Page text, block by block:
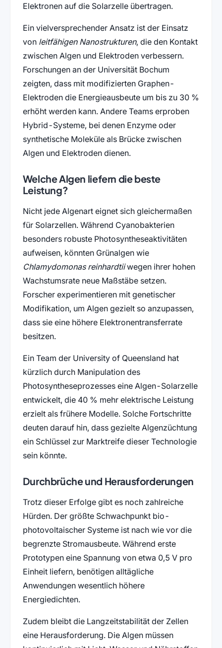
Elektronen auf die Solarzelle übertragen.
Ein vielversprechender Ansatz ist der Einsatz
von leitfähigen Nanostrukturen, die den Kontakt
zwischen Algen und Elektroden verbessern.
Forschungen an der Universität Bochum
zeigten, dass mit modifizierten Graphen-
Elektroden die Energieausbeute um bis zu 30 %
erhöht werden kann. Andere Teams erproben
Hybrid-Systeme, bei denen Enzyme oder
synthetische Moleküle als Brücke zwischen
Algen und Elektroden dienen.
Welche Algen liefern die beste
Leistung?
Nicht jede Algenart eignet sich gleichermaßen
für Solarzellen. Während Cyanobakterien
besonders robuste Photosyntheseaktivitäten
aufweisen, könnten Grünalgen wie
Chlamydomonas reinhardtiiwegen ihrer hohen
Wachstumsrate neue Maßstäbe setzen.
Forscher experimentieren mit genetischer
Modifikation, um Algen gezielt so anzupassen,
dass sie eine höhere Elektronentransferrate
besitzen.
Ein Team der University of Queensland hat
kürzlich durch Manipulation des
Photosyntheseprozesses eine Algen-Solarzelle
entwickelt, die 40 % mehr elektrische Leistung
erzielt als frühere Modelle. Solche Fortschritte
deuten darauf hin, dass gezielte Algenzüchtung
ein Schlüssel zur Marktreife dieser Technologie
sein könnte.
Durchbrüche und Herausforderungen
Trotz dieser Erfolge gibt es noch zahlreiche
Hürden. Der größte Schwachpunkt bio-
photovoltaischer Systeme ist nach wie vor die
begrenzte Stromausbeute. Während erste
Prototypen eine Spannung von etwa 0,5 V pro
Einheit liefern, benötigen alltägliche
Anwendungen wesentlich höhere
Energiedichten.
Zudem bleibt die Langzeitstabilität der Zellen
eine Herausforderung. Die Algen müssen